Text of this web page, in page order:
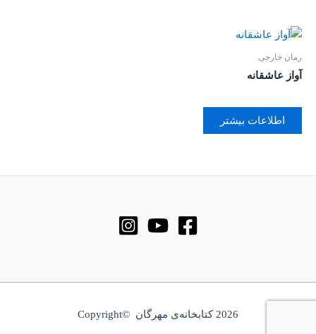
رمان خارجی
آواز عاشقانه
اطلاعات بیشتر
2026 کتابخانه‌ی مهرگان ©Copyright